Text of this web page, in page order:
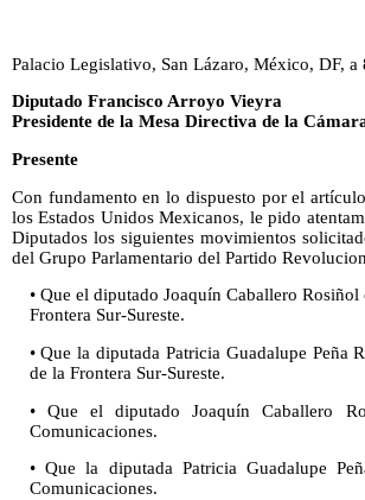
Palacio Legislativo, San Lázaro, México, DF, a
Diputado Francisco Arroyo Vieyra
Presidente de la Mesa Directiva de la
Presente
Con fundamento en lo dispuesto por el
los Estados Unidos Mexicanos, le pido
Diputados los siguientes movimientos
del Grupo Parlamentario del Partido
• Que el diputado Joaquín Caballero
Frontera Sur-Sureste.
• Que la diputada Patricia Guadalupe Peña
de la Frontera Sur-Sureste.
• Que el diputado Joaquín Caballero
Comunicaciones.
• Que la diputada Patricia Guadalupe
Comunicaciones.